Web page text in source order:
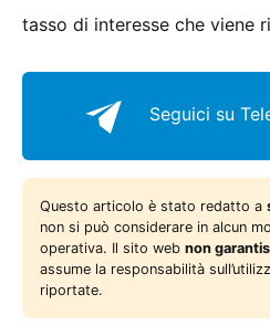
tasso di interesse che viene
Seguici su
Questo articolo è stato redatto a
non si può considerare in alcun
operativa. Il sito web non
assume la responsabilità
riportate.